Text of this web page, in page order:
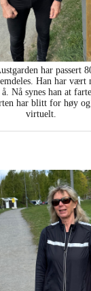
har passert
Han har vært
å. Nå synes han at
har blitt for høy
virtuelt.